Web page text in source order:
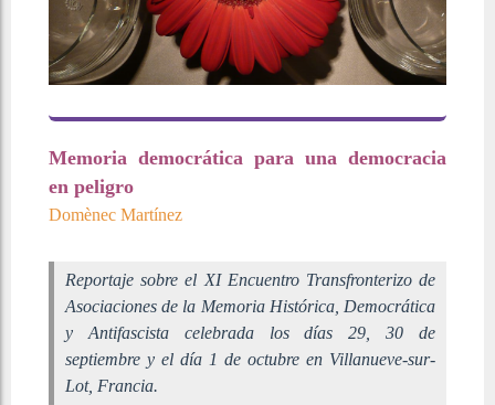
Memoria democrática para una democracia
en peligro
Domènec Martínez
Reportaje sobre el XI Encuentro Transfronterizo de
Asociaciones de la Memoria Histórica, Democrática
y Antifascista celebrada los días 29, 30 de
septiembre y el día 1 de octubre en Villanueve-sur-
Lot, Francia.